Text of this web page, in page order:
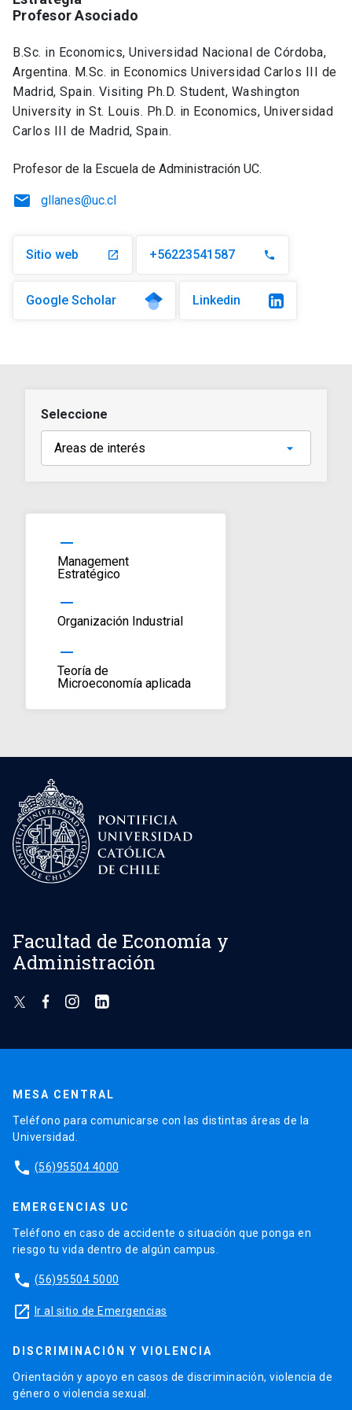
Profesor Asociado
B.Sc. in Economics, Universidad Nacional de Córdoba,
Argentina. M.Sc. in Economics Universidad Carlos III de
Madrid, Spain. Visiting Ph.D. Student, Washington
University in St. Louis. Ph.D. in Economics, Universidad
Carlos III de Madrid, Spain.
Profesor de la Escuela de Administración UC.
email gllanes@uc.cl
Sitio web launch +56223541587 phone
Google Scholar Linkedin
Seleccione
horizontal_rule
Management
Estratégico
horizontal_rule
Organización Industrial
horizontal_rule
Teoría de
Microeconomía aplicada
Facultad de Economía y
Administración
MESA CENTRAL
Teléfono para comunicarse con las distintas áreas de la
Universidad.
phone (56)95504 4000
EMERGENCIAS UC
Teléfono en caso de accidente o situación que ponga en
riesgo tu vida dentro de algún campus.
phone (56)95504 5000
launch Ir al sitio de Emergencias
DISCRIMINACIÓN Y VIOLENCIA
Orientación y apoyo en casos de discriminación, violencia de
género o violencia sexual.